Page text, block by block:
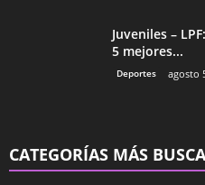
Juveniles –
5 mejores...
Deportes agosto
CATEGORÍAS MÁS